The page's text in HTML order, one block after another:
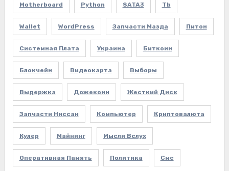
Motherboard Python SATA3 Tb
Wallet WordPress Запчасти Мазда Питон
Системная Плата Украина Биткоин
Блокчейн Видеокарта Выборы
Выдержка Дожекоин Жесткий Диск
Запчасти Ниссан Компьютер Криптовалюта
Кулер Майнинг Мысли Вслух
Оперативная Память Политика Смс